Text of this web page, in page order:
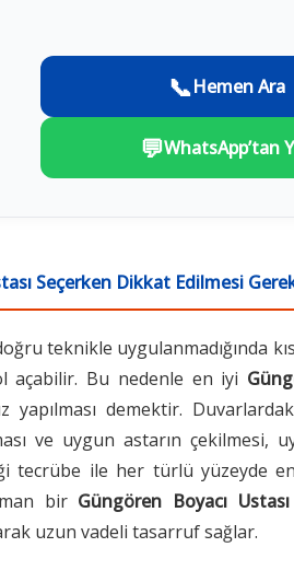
📞Hemen Ara
💬WhatsApp’tan
Seçerken Dikkat Edilmesi
teknikle uygulanmadığında
açabilir. Bu nedenle en iyi
yapılması demektir.
ve uygun astarın
tecrübe ile her türlü yüzeyde
bir Güngören Boyacı Ustası
uzun vadeli tasarruf sağlar.